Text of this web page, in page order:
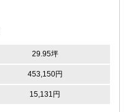
29.95坪
453,150円
15,131円